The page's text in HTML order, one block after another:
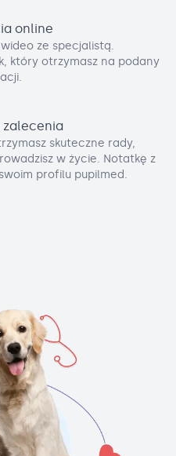
online
ze specjalistą.
który otrzymasz na podany
zalecenia
skuteczne rady,
w życie. Notatkę z
profilu pupilmed.